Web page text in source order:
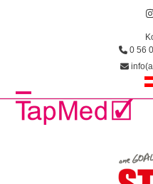
0 56
Open
Close